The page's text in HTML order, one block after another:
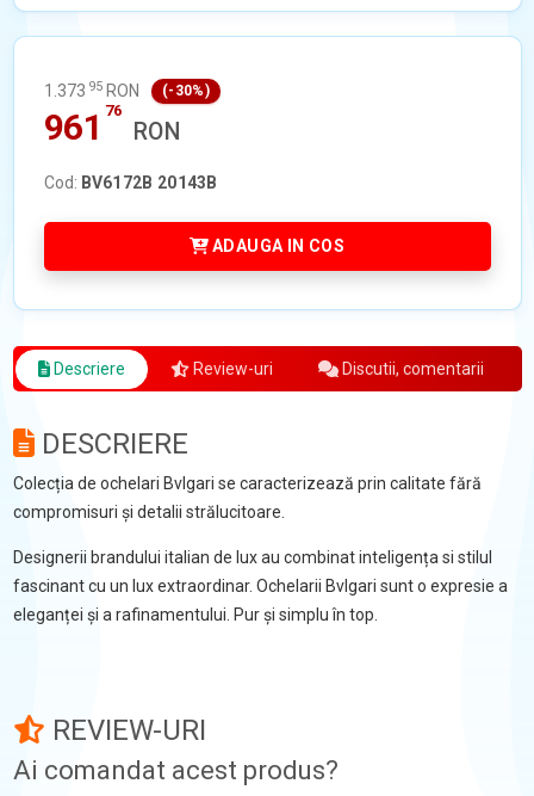
1.373 95 RON (-30%)
961 76
RON
Cod: BV6172B 20143B
ADAUGA IN COS
Descriere Review-uri Discutii, comentarii
DESCRIERE
Colecția de ochelari Bvlgari se caracterizează prin calitate fără
compromisuri și detalii strălucitoare.
Designerii brandului italian de lux au combinat inteligența si stilul
fascinant cu un lux extraordinar. Ochelarii Bvlgari sunt o expresie a
eleganței și a rafinamentului. Pur și simplu în top.
REVIEW-URI
Ai comandat acest produs?